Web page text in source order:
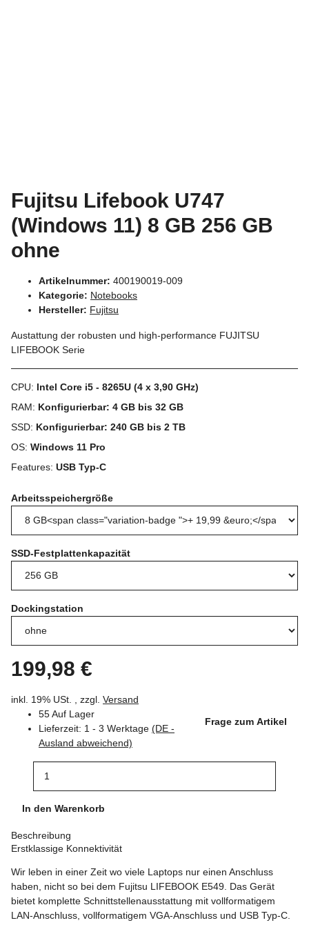
Fujitsu Lifebook U747
(Windows 11) 8 GB 256 GB
ohne
Artikelnummer: 400190019-009
Kategorie: Notebooks
Hersteller: Fujitsu
Austattung der robusten und high-performance FUJITSU
LIFEBOOK Serie
CPU: Intel Core i5 - 8265U (4 x 3,90 GHz)
RAM: Konfigurierbar: 4 GB bis 32 GB
SSD: Konfigurierbar: 240 GB bis 2 TB
OS: Windows 11 Pro
Features: USB Typ-C
Arbeitsspeichergröße
SSD-Festplattenkapazität
Dockingstation
199,98 €
inkl. 19% USt. , zzgl. Versand
55 Auf Lager
Lieferzeit: 1 - 3 Werktage (DE -
Ausland abweichend)
Frage zum Artikel
In den Warenkorb
Beschreibung
Erstklassige Konnektivität
Wir leben in einer Zeit wo viele Laptops nur einen Anschluss
haben, nicht so bei dem Fujitsu LIFEBOOK E549. Das Gerät
bietet komplette Schnittstellenausstattung mit vollformatigem
LAN-Anschluss, vollformatigem VGA-Anschluss und USB Typ-C.